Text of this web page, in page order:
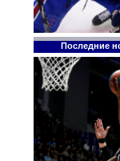
Последние